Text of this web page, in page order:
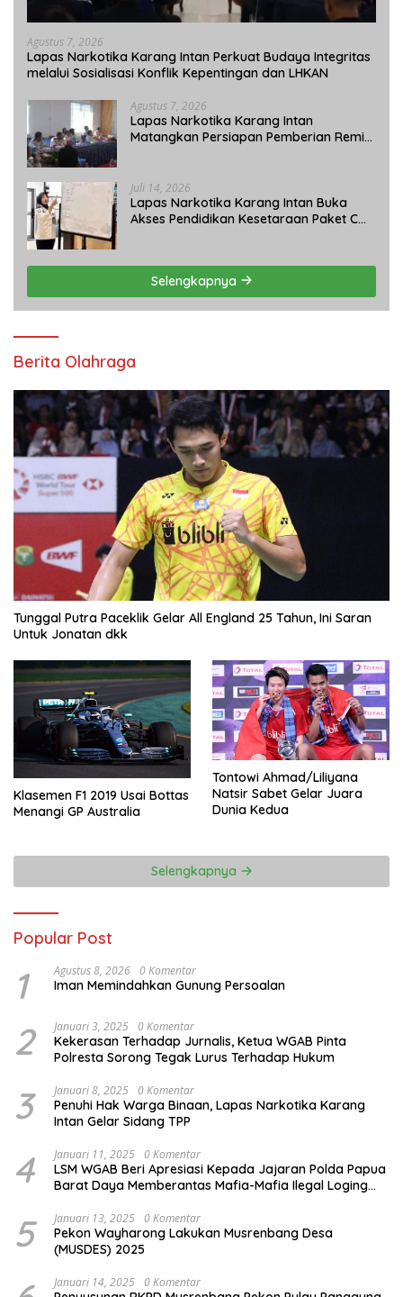
Agustus 7, 2026
Lapas Narkotika Karang Intan Perkuat Budaya Integritas
melalui Sosialisasi Konflik Kepentingan dan LHKAN
Agustus 7, 2026
Lapas Narkotika Karang Intan
Matangkan Persiapan Pemberian Remisi
Juli 14, 2026
Lapas Narkotika Karang Intan Buka
Akses Pendidikan Kesetaraan Paket C
Selengkapnya
Berita Olahraga
Tunggal Putra Paceklik Gelar All England 25 Tahun, Ini Saran
Untuk Jonatan dkk
Klasemen F1 2019 Usai Bottas
Menangi GP Australia
Tontowi Ahmad/Liliyana
Natsir Sabet Gelar Juara
Dunia Kedua
Selengkapnya
Popular Post
1 Agustus 8, 2026 0 Komentar
Iman Memindahkan Gunung Persoalan
2 Januari 3, 2025 0 Komentar
Kekerasan Terhadap Jurnalis, Ketua WGAB Pinta
Polresta Sorong Tegak Lurus Terhadap Hukum
3 Januari 8, 2025 0 Komentar
Penuhi Hak Warga Binaan, Lapas Narkotika Karang
Intan Gelar Sidang TPP
4 Januari 11, 2025 0 Komentar
LSM WGAB Beri Apresiasi Kepada Jajaran Polda Papua
Barat Daya Memberantas Mafia-Mafia Ilegal Loging
5 Januari 13, 2025 0 Komentar
Pekon Wayharong Lakukan Musrenbang Desa
(MUSDES) 2025
Januari 14, 2025 0 Komentar